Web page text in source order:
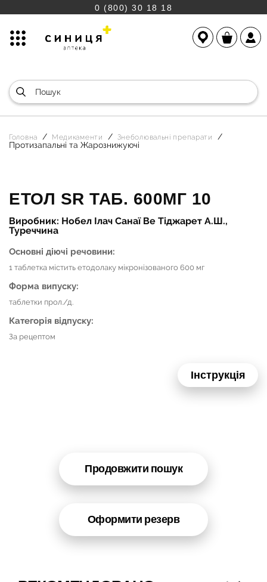
0 (800) 30 18 18
Головна Медикаменти Знеболювальні препарати
Протизапальні та Жарознижуючі
ЕТОЛ SR ТАБ. 600МГ 10
Виробник: Нобел Ілач Санаї Ве Тіджарет А.Ш.,
Туреччина
Основні діючі речовини:
1 таблетка містить етодолаку мікронізованого 600 мг
Форма випуску:
таблетки прол./д.
Категорія відпуску:
За рецептом
Інструкція
Продовжити пошук
Оформити резерв